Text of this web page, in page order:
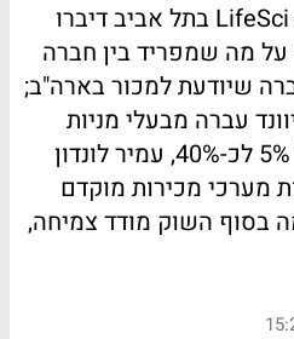
בפאנל המנכ"לים בכנס LifeSci בתל אביב דיברו
על מה שמפריד בין חברה
שיודעת למכור בארה"ב;
עברה מבעלי מניות
אמריקאים בשיעור של 5% לכ-40%, עמיר לונדון
מערכי מכירות מוקדם
בסוף השוק מודד צמיחה,